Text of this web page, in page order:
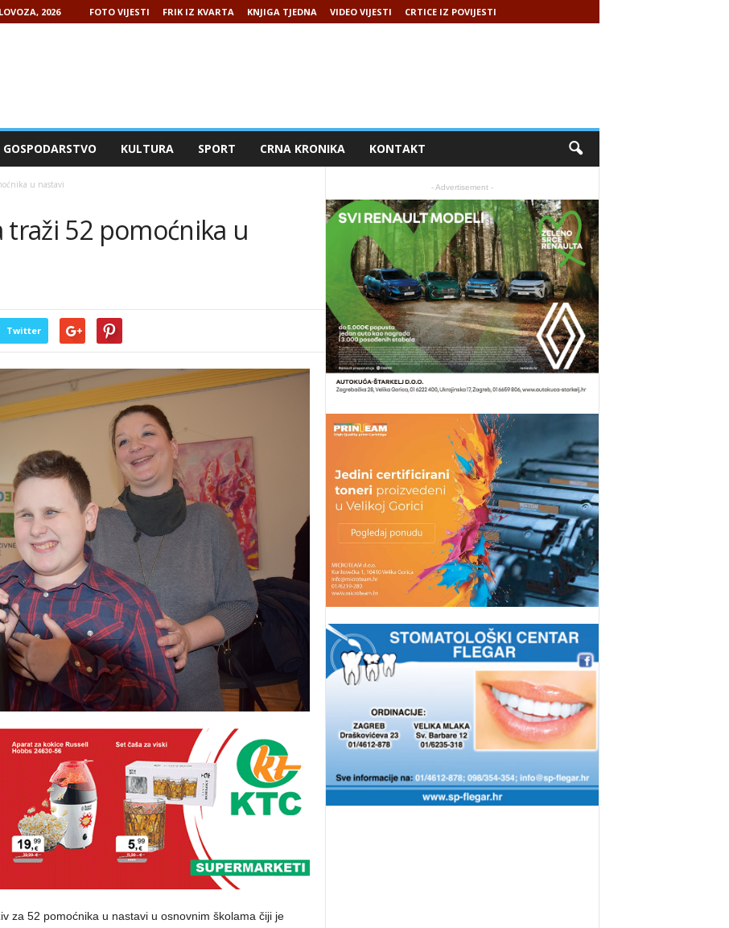
2026 FOTO VIJESTI FRIK IZ KVARTA KNJIGA TJEDNA VIDEO VIJESTI CRTICE IZ POVIJESTI
GOSPODARSTVO KULTURA SPORT CRNA KRONIKA KONTAKT
u nastavi
traži 52 pomoćnika u
Twitter
za 52 pomoćnika u nastavi u osnovnim školama čiji je
- Advertisement -